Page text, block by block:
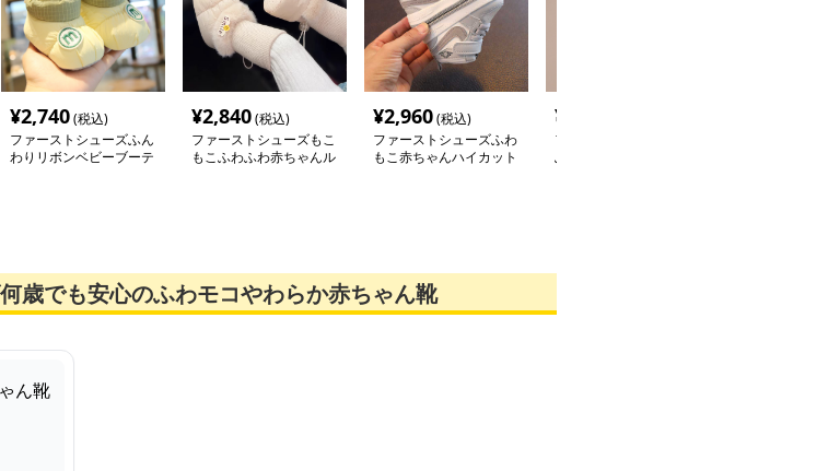
¥2,740(税込)
ファーストシューズふん
わりリボンベビーブーテ
¥2,840(税込)
ファーストシューズもこ
もこふわふわ赤ちゃんル
¥2,960(税込)
ファーストシューズふわ
もこ赤ちゃんハイカット
¥
ファーストシューズふわ
ふわステップ キッズス
歳でも安心のふわモコやわらか赤ちゃん靴